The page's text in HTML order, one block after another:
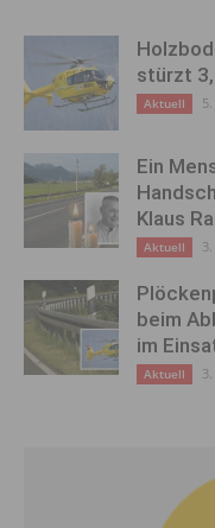
stürzt
Aktuell
Ein
Klaus
Aktuell
beim
im
Aktuell